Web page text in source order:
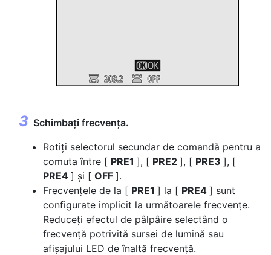
Schimbați frecvența.
Rotiți selectorul secundar de comandă pentru a
comuta între [ PRE1 ], [ PRE2 ], [ PRE3 ], [
PRE4 ] și [ OFF ].
Frecvențele de la [ PRE1 ] la [ PRE4 ] sunt
configurate implicit la următoarele frecvențe.
Reduceți efectul de pâlpâire selectând o
frecvență potrivită sursei de lumină sau
afișajului LED de înaltă frecvență.